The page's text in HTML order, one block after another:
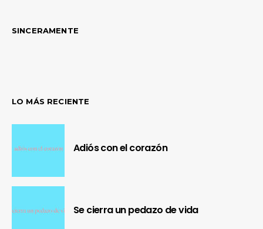
SINCERAMENTE
LO MÁS RECIENTE
Adiós con el corazón
Se cierra un pedazo de vida